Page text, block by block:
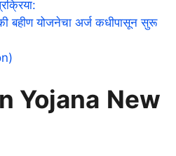
बहीण योजनेचा अर्ज कधीपासून सुरू
Yojana New